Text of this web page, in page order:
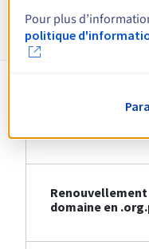
Création de
domaine en
Pour plus
politique